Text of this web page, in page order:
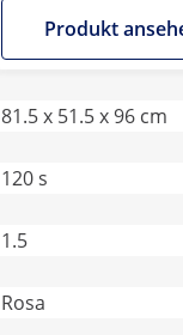
Produkt
81.5 x 51.5 x 96 cm
120 s
1.5
Rosa